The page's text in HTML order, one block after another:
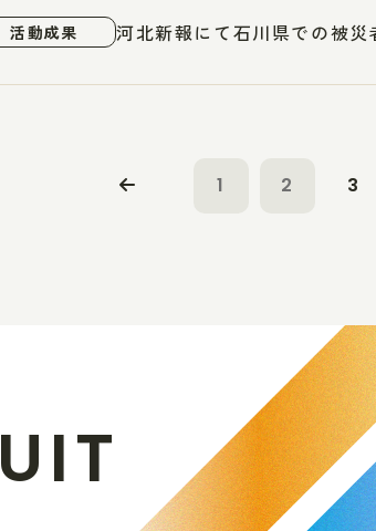
活動成果 河北新報にて石川県での被
1 2 3
UIT